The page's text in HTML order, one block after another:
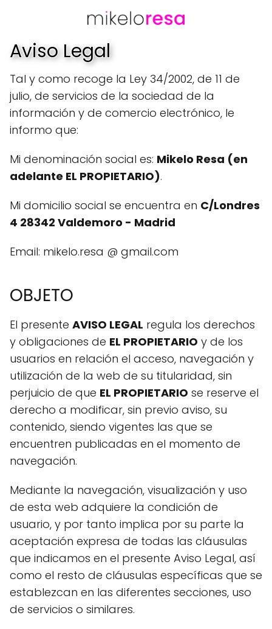
Aviso Legal
Tal y como recoge la Ley 34/2002, de 11 de
julio, de servicios de la sociedad de la
información y de comercio electrónico, le
informo que:
Mi denominación social es: Mikelo Resa (en
adelante EL PROPIETARIO).
Mi domicilio social se encuentra en C/Londres
4 28342 Valdemoro - Madrid
Email: mikelo.resa @ gmail.com
OBJETO
El presente AVISO LEGAL regula los derechos
y obligaciones de EL PROPIETARIO y de los
usuarios en relación el acceso, navegación y
utilización de la web de su titularidad, sin
perjuicio de que EL PROPIETARIO se reserve el
derecho a modificar, sin previo aviso, su
contenido, siendo vigentes las que se
encuentren publicadas en el momento de
navegación.
Mediante la navegación, visualización y uso
de esta web adquiere la condición de
usuario, y por tanto implica por su parte la
aceptación expresa de todas las cláusulas
que indicamos en el presente Aviso Legal, así
como el resto de cláusulas específicas que se
establezcan en las diferentes secciones, uso
de servicios o similares.